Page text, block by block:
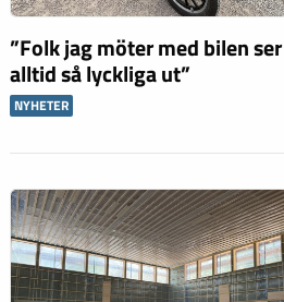
”Folk jag möter med bilen ser
alltid så lyckliga ut”
NYHETER